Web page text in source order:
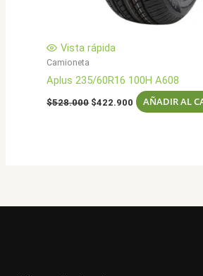
Vista rápida
Camioneta
Aplus 235/60R16 100H A608
$528.000 El
$422.900 El
precio
AÑADIR AL